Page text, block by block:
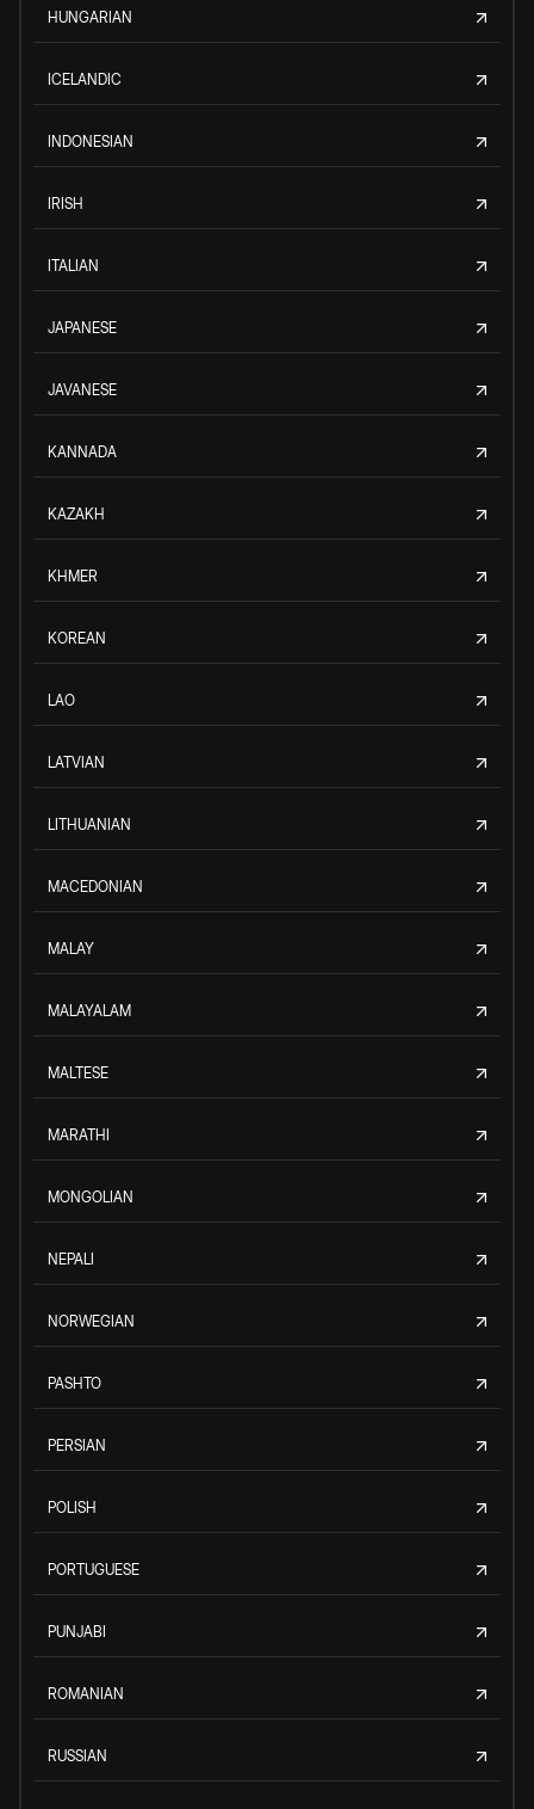
HUNGARIAN
ICELANDIC
INDONESIAN
IRISH
ITALIAN
JAPANESE
JAVANESE
KANNADA
KAZAKH
KHMER
KOREAN
LAO
LATVIAN
LITHUANIAN
MACEDONIAN
MALAY
MALAYALAM
MALTESE
MARATHI
MONGOLIAN
NEPALI
NORWEGIAN
PASHTO
PERSIAN
POLISH
PORTUGUESE
PUNJABI
ROMANIAN
RUSSIAN